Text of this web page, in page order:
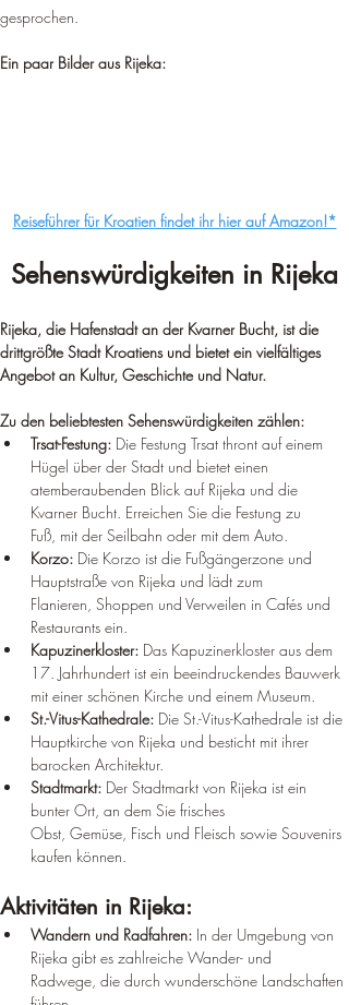
gesprochen.
Ein paar Bilder aus Rijeka:
Reiseführer für Kroatien findet ihr hier auf Amazon!*
Sehenswürdigkeiten in Rijeka
Rijeka, die Hafenstadt an der Kvarner Bucht, ist die
drittgrößte Stadt Kroatiens und bietet ein vielfältiges
Angebot an Kultur, Geschichte und Natur.
Zu den beliebtesten Sehenswürdigkeiten zählen:
Trsat-Festung: Die Festung Trsat thront auf einem
Hügel über der Stadt und bietet einen
atemberaubenden Blick auf Rijeka und die
Kvarner Bucht. Erreichen Sie die Festung zu
Fuß, mit der Seilbahn oder mit dem Auto.
Korzo: Die Korzo ist die Fußgängerzone und
Hauptstraße von Rijeka und lädt zum
Flanieren, Shoppen und Verweilen in Cafés und
Restaurants ein.
Kapuzinerkloster: Das Kapuzinerkloster aus dem
17. Jahrhundert ist ein beeindruckendes Bauwerk
mit einer schönen Kirche und einem Museum.
St.-Vitus-Kathedrale: Die St.-Vitus-Kathedrale ist die
Hauptkirche von Rijeka und besticht mit ihrer
barocken Architektur.
Stadtmarkt: Der Stadtmarkt von Rijeka ist ein
bunter Ort, an dem Sie frisches
Obst, Gemüse, Fisch und Fleisch sowie Souvenirs
kaufen können.
Aktivitäten in Rijeka:
Wandern und Radfahren: In der Umgebung von
Rijeka gibt es zahlreiche Wander- und
Radwege, die durch wunderschöne Landschaften